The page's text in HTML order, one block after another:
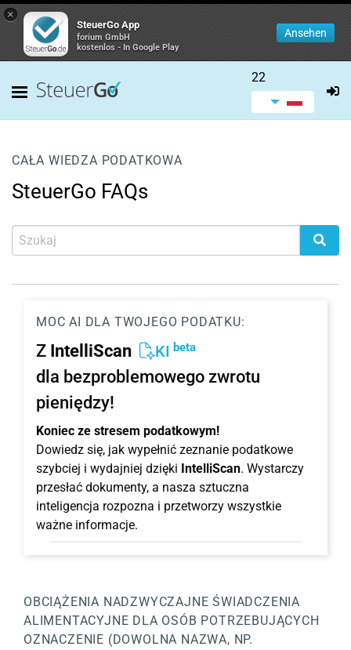
×
SteuerGo App
forium GmbH
kostenlos - In Google Play
Ansehen
22
CAŁA WIEDZA PODATKOWA
SteuerGo FAQs
MOC AI DLA TWOJEGO PODATKU:
Z IntelliScan KI beta
dla bezproblemowego zwrotu
pieniędzy!
Koniec ze stresem podatkowym!
Dowiedz się, jak wypełnić zeznanie podatkowe
szybciej i wydajniej dzięki IntelliScan. Wystarczy
przesłać dokumenty, a nasza sztuczna
inteligencja rozpozna i przetworzy wszystkie
ważne informacje.
OBCIĄŻENIA NADZWYCZAJNE ŚWIADCZENIA
ALIMENTACYJNE DLA OSÓB POTRZEBUJĄCYCH
OZNACZENIE (DOWOLNA NAZWA, NP.